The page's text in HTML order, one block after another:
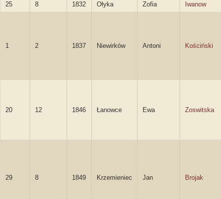
25 8 1832 Ołyka Zofia Iwanow
1 2 1837 Niewirków Antoni Kościński
20 12 1846 Łanowce Ewa Zoswitska
29 8 1849 Krzemieniec Jan Brojak